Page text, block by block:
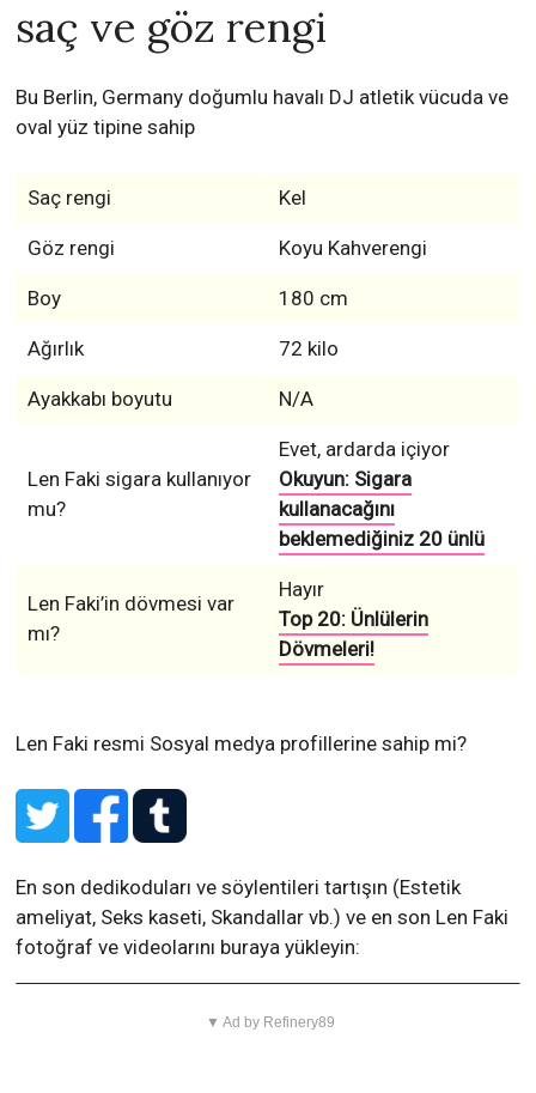
saç ve göz rengi
Bu Berlin, Germany doğumlu havalı DJ atletik vücuda ve
oval yüz tipine sahip
Saç rengi Kel
Göz rengi Koyu Kahverengi
Boy 180 cm
Ağırlık 72 kilo
Ayakkabı boyutu N/A
Len Faki sigara kullanıyor
mu?
Evet, ardarda içiyor
Okuyun: Sigara
kullanacağını
beklemediğiniz 20 ünlü
Len Faki’in dövmesi var
mı?
Hayır
Top 20: Ünlülerin
Dövmeleri!
Len Faki resmi Sosyal medya profillerine sahip mi?
En son dedikoduları ve söylentileri tartışın (Estetik
ameliyat, Seks kaseti, Skandallar vb.) ve en son Len Faki
fotoğraf ve videolarını buraya yükleyin:
▼ Ad by Refinery89